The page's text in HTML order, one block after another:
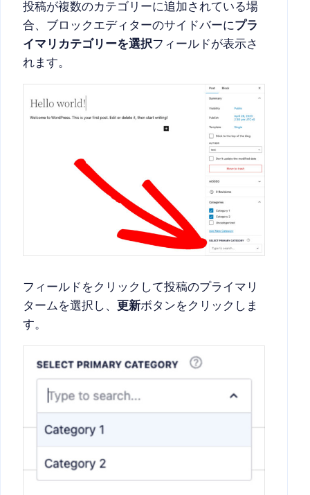
投稿が複数のカテゴリーに追加されている場
合、ブロックエディターのサイドバーにプラ
イマリカテゴリーを選択フィールドが表示さ
れます。
フィールドをクリックして投稿のプライマリ
タームを選択し、
更新ボタンをクリックしま
す。